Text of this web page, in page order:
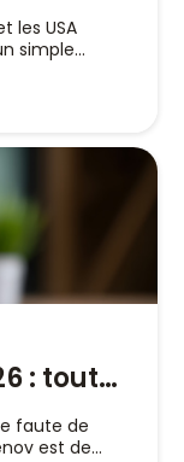
les USA
simple...
: tout
faute de
est de...